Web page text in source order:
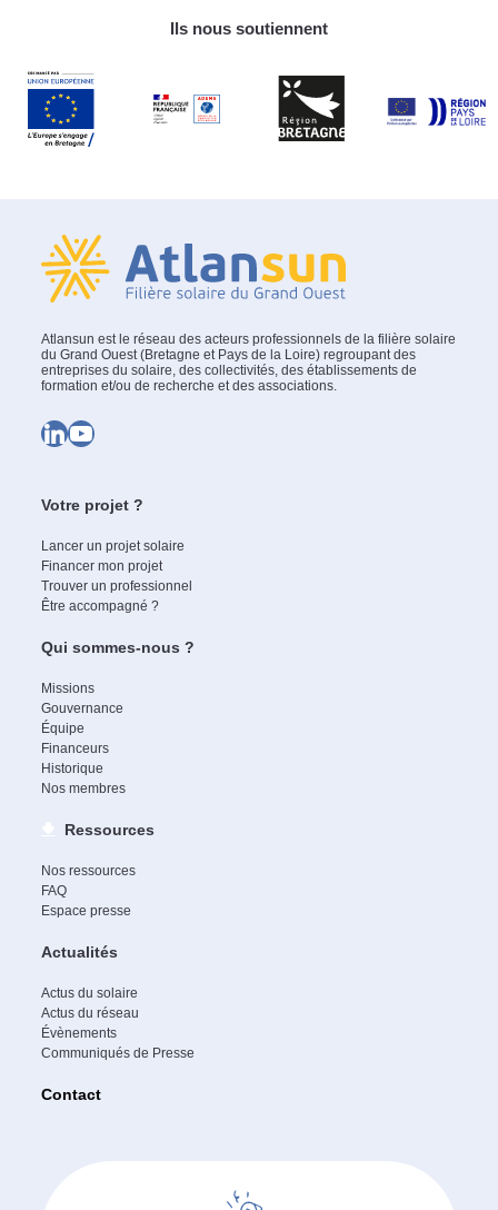
Ils nous soutiennent
Atlansun est le réseau des acteurs professionnels de la filière solaire
du Grand Ouest (Bretagne et Pays de la Loire) regroupant des
entreprises du solaire, des collectivités, des établissements de
formation et/ou de recherche et des associations.
LinkedIn
YouTube
Votre projet ?
Lancer un projet solaire
Financer mon projet
Trouver un professionnel
Être accompagné ?
Qui sommes-nous ?
Missions
Gouvernance
Équipe
Financeurs
Historique
Nos membres
Ressources
Nos ressources
FAQ
Espace presse
Actualités
Actus du solaire
Actus du réseau
Évènements
Communiqués de Presse
Contact